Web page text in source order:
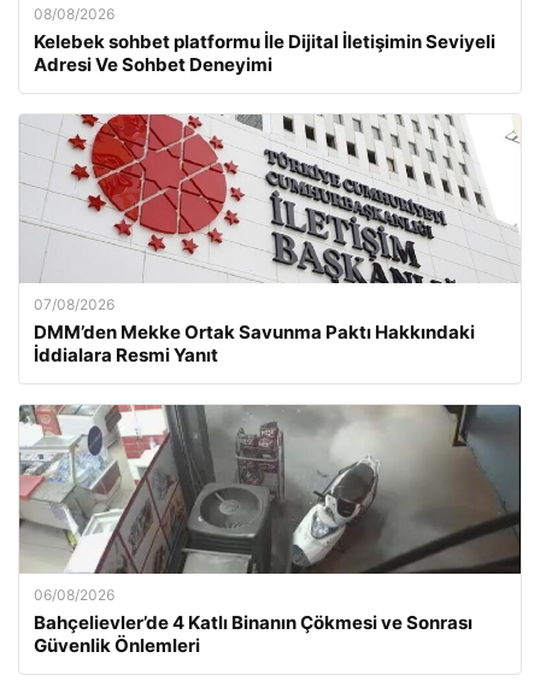
08/08/2026
Kelebek sohbet platformu İle Dijital İletişimin Seviyeli
Adresi Ve Sohbet Deneyimi
07/08/2026
DMM’den Mekke Ortak Savunma Paktı Hakkındaki
İddialara Resmi Yanıt
06/08/2026
Bahçelievler’de 4 Katlı Binanın Çökmesi ve Sonrası
Güvenlik Önlemleri